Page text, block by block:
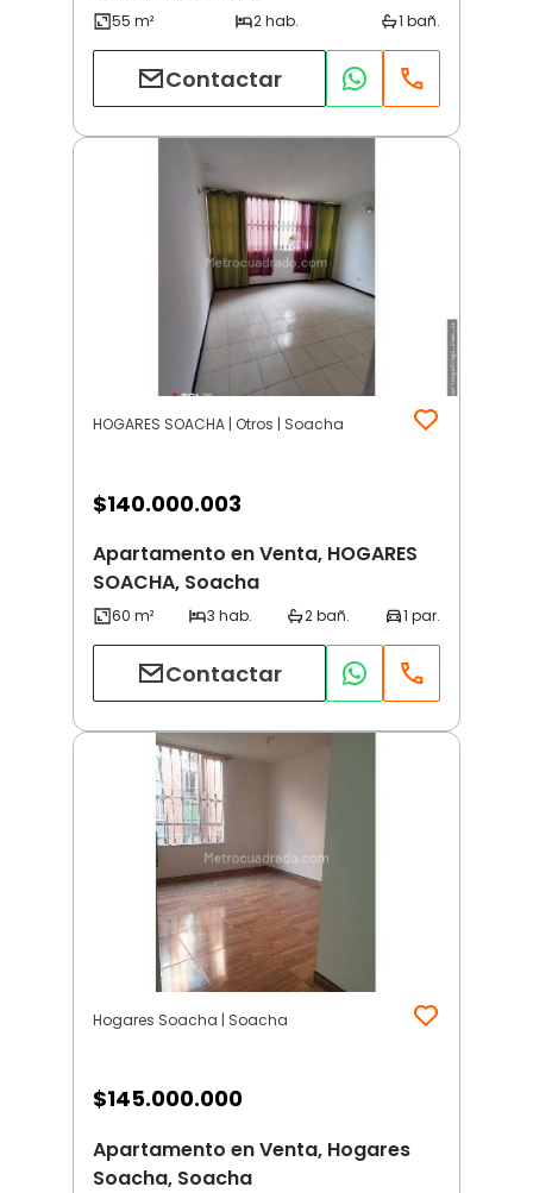
Contactar
HOGARES SOACHA | Otros | Soacha
$140.000.003
Apartamento en Venta, HOGARES
SOACHA, Soacha
Contactar
Hogares Soacha | Soacha
$145.000.000
Apartamento en Venta, Hogares
Soacha, Soacha